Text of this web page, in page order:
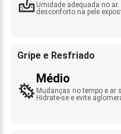
Umidade adequada no
desconforto na pele
Gripe e Resfriado
Médio
Mudanças no tempo e
Hidrate-se e evite